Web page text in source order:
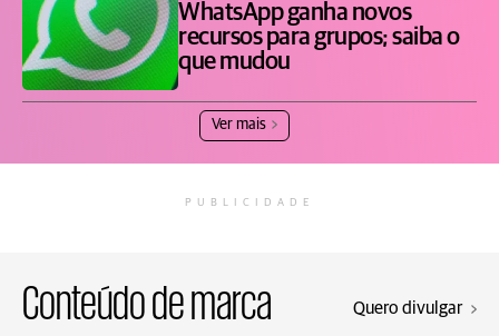
WhatsApp ganha novos
recursos para grupos; saiba o
que mudou
Ver mais
PUBLICIDADE
Conteúdo de marca Quero divulgar